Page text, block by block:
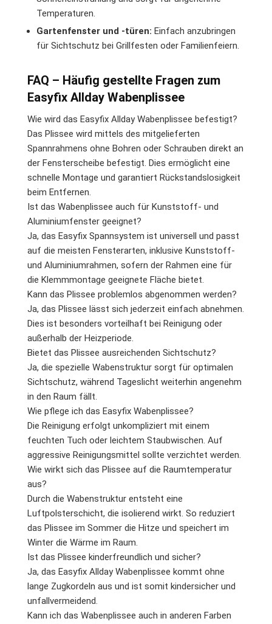
Temperaturen.
Gartenfenster und -türen: Einfach anzubringen
für Sichtschutz bei Grillfesten oder Familienfeiern.
FAQ – Häufig gestellte Fragen zum
Easyfix Allday Wabenplissee
Wie wird das Easyfix Allday Wabenplissee befestigt?
Das Plissee wird mittels des mitgelieferten
Spannrahmens ohne Bohren oder Schrauben direkt an
der Fensterscheibe befestigt. Dies ermöglicht eine
schnelle Montage und garantiert Rückstandslosigkeit
beim Entfernen.
Ist das Wabenplissee auch für Kunststoff- und
Aluminiumfenster geeignet?
Ja, das Easyfix Spannsystem ist universell und passt
auf die meisten Fensterarten, inklusive Kunststoff-
und Aluminiumrahmen, sofern der Rahmen eine für
die Klemmmontage geeignete Fläche bietet.
Kann das Plissee problemlos abgenommen werden?
Ja, das Plissee lässt sich jederzeit einfach abnehmen.
Dies ist besonders vorteilhaft bei Reinigung oder
außerhalb der Heizperiode.
Bietet das Plissee ausreichenden Sichtschutz?
Ja, die spezielle Wabenstruktur sorgt für optimalen
Sichtschutz, während Tageslicht weiterhin angenehm
in den Raum fällt.
Wie pflege ich das Easyfix Wabenplissee?
Die Reinigung erfolgt unkompliziert mit einem
feuchten Tuch oder leichtem Staubwischen. Auf
aggressive Reinigungsmittel sollte verzichtet werden.
Wie wirkt sich das Plissee auf die Raumtemperatur
aus?
Durch die Wabenstruktur entsteht eine
Luftpolsterschicht, die isolierend wirkt. So reduziert
das Plissee im Sommer die Hitze und speichert im
Winter die Wärme im Raum.
Ist das Plissee kinderfreundlich und sicher?
Ja, das Easyfix Allday Wabenplissee kommt ohne
lange Zugkordeln aus und ist somit kindersicher und
unfallvermeidend.
Kann ich das Wabenplissee auch in anderen Farben